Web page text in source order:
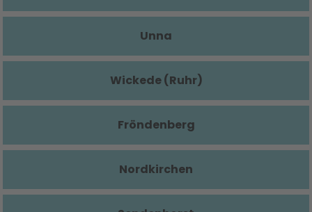
Unna
Wickede (Ruhr)
Fröndenberg
Nordkirchen